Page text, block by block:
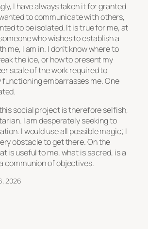
I have always taken it for granted
to communicate with others,
to be isolated. It is true for me, at
who wishes to establish a
me, I am in. I don’t know where to
the ice, or how to present my
scale of the work required to
embarrasses me. One
social project is therefore selfish,
I am desperately seeking to
I would use all possible magic; I
obstacle to get there. On the
is useful to me, what is sacred, is a
communion of objectives.
2026